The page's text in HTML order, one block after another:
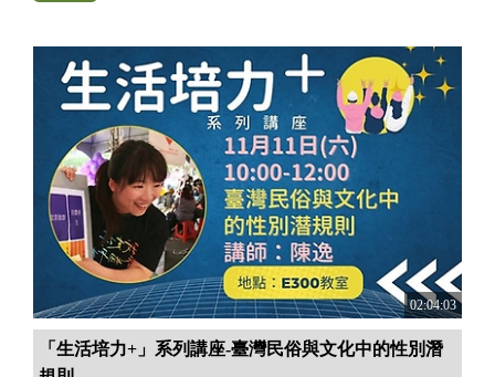
02:04:03
「生活培力+」系列講座-臺灣民俗與文化中的性別潛